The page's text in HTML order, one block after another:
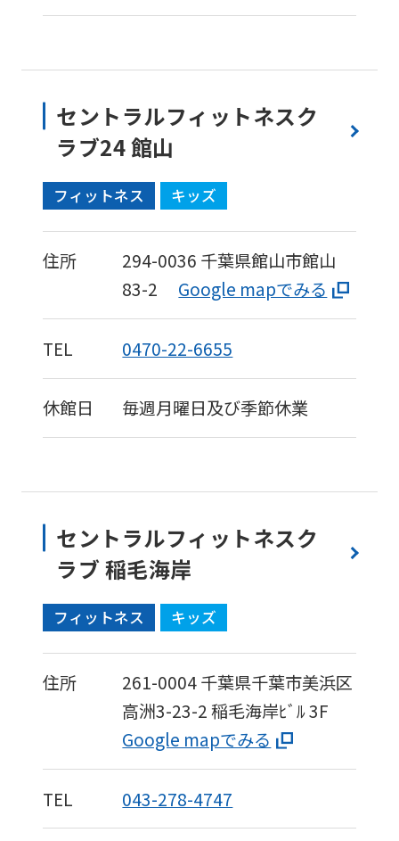
セントラルフィットネスク
ラブ24 館山
フィットネス キッズ
住所 294-0036 千葉県館山市館山
83-2
Google mapでみる
TEL 0470-22-6655
休館日 毎週月曜日及び季節休業
セントラルフィットネスク
ラブ 稲毛海岸
フィットネス キッズ
住所 261-0004千葉県千葉市美浜区
高洲3-23-2稲毛海岸ﾋﾞﾙ 3F
Google mapでみる
TEL 043-278-4747